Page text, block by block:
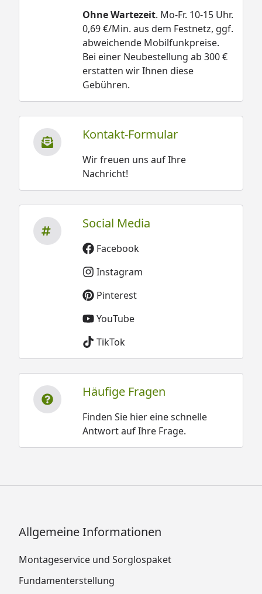
Ohne Wartezeit. Mo-Fr. 10-15 Uhr.
0,69 €/Min. aus dem Festnetz, ggf.
abweichende Mobilfunkpreise.
Bei einer Neubestellung ab 300 €
erstatten wir Ihnen diese
Gebühren.
Kontakt-Formular
Wir freuen uns auf Ihre
Nachricht!
Social Media
Facebook
Instagram
Pinterest
YouTube
TikTok
Häufige Fragen
Finden Sie hier eine schnelle
Antwort auf Ihre Frage.
Allgemeine Informationen
Montageservice und Sorglospaket
Fundamenterstellung